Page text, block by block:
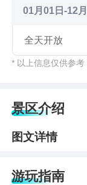
01月01日-12
全天开放
* 以上信息仅供参
景区介绍
图文详情
游玩指南